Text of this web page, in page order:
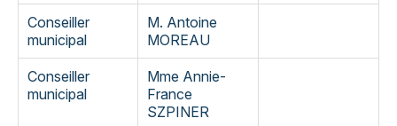
Conseiller
municipal
M. Antoine
MOREAU
Conseiller
municipal
Mme Annie-
France
SZPINER